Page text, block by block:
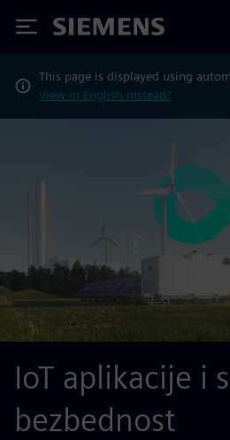
Siemens
This page is displayed using
View in English instead?
IoT aplikacije i
bezbednost